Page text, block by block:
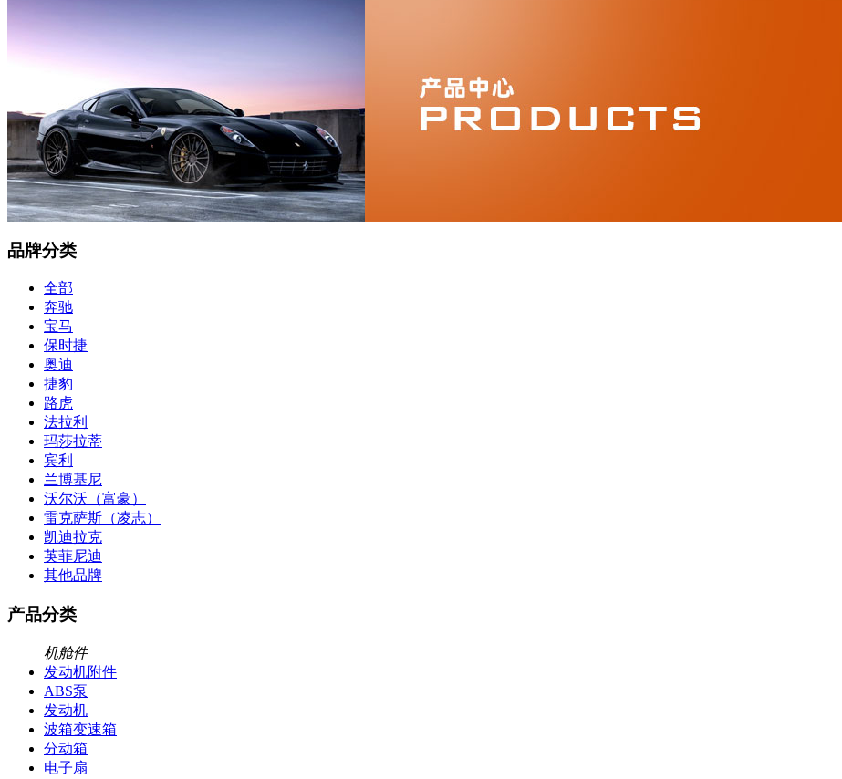
品牌分类
全部
奔驰
宝马
保时捷
奥迪
捷豹
路虎
法拉利
玛莎拉蒂
宾利
兰博基尼
沃尔沃（富豪）
雷克萨斯（凌志）
凯迪拉克
英菲尼迪
其他品牌
产品分类
机舱件
发动机附件
ABS泵
发动机
波箱变速箱
分动箱
电子扇